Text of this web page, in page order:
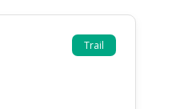
Trail